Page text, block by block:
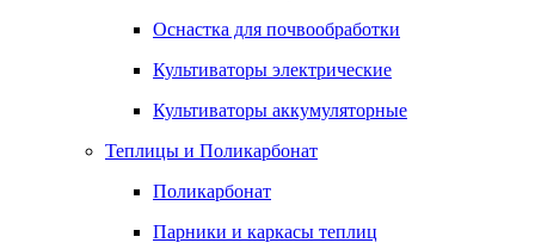
Оснастка для почвообработки
Культиваторы электрические
Культиваторы аккумуляторные
Теплицы и Поликарбонат
Поликарбонат
Парники и каркасы теплиц